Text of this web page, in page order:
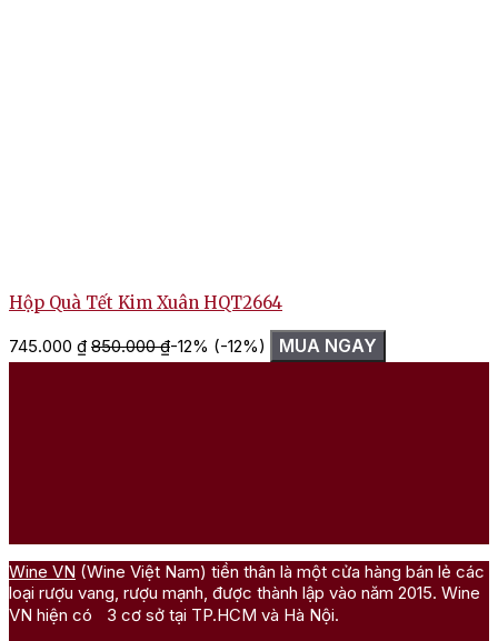
Hộp Quà Tết Kim Xuân HQT2664
745.000 ₫ 850.000₫-12% (-12%) MUA NGAY
Wine VN (Wine Việt Nam) tiền thân là một cửa hàng bán lẻ các
loại rượu vang, rượu mạnh, được thành lập vào năm 2015. Wine
VN hiện có 3 cơ sở tại TP.HCM và Hà Nội.